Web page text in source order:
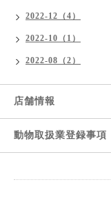
2022-12（4）
2022-10（1）
2022-08（2）
店舗情報
動物取扱業登録事項